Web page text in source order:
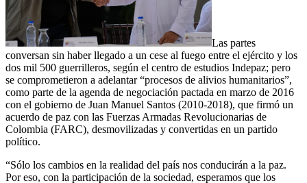
Las partes
conversan sin haber llegado a un cese al fuego entre el ejército y los
dos mil 500 guerrilleros, según el centro de estudios Indepaz; pero
se comprometieron a adelantar “procesos de alivios humanitarios”,
como parte de la agenda de negociación pactada en marzo de 2016
con el gobierno de Juan Manuel Santos (2010-2018), que firmó un
acuerdo de paz con las Fuerzas Armadas Revolucionarias de
Colombia (FARC), desmovilizadas y convertidas en un partido
político.
“Sólo los cambios en la realidad del país nos conducirán a la paz.
Por eso, con la participación de la sociedad, esperamos que los